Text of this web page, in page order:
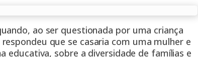
ao ser questionada por uma criança
que se casaria com uma mulher e
sobre a diversidade de famílias e